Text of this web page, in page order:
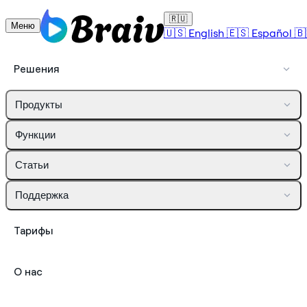
Меню
🇷🇺
🇺🇸 English 🇪🇸 Español
Решения
Продукты
Функции
Статьи
Поддержка
Тарифы
О нас